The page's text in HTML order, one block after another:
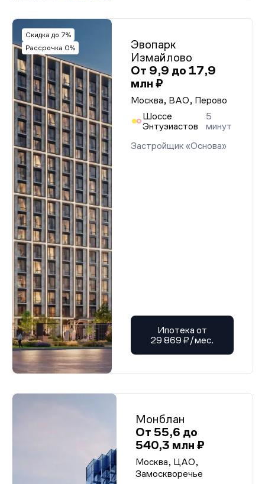
Скидка до 7%
Рассрочка 0%
Эвопарк
Измайлово
От 9,9 до 17,9
млн ₽
Москва, ВАО, Перово
Шоссе
Энтузиастов
5
минут
Застройщик «Основа»
Ипотека от
29 869 ₽/мес.
Монблан
От 55,6 до
540,3 млн ₽
Москва, ЦАО,
Замоскворечье